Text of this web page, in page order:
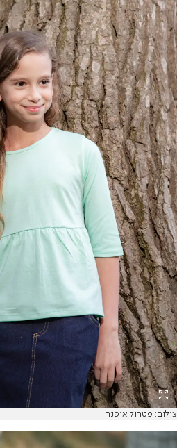
צילום: פטרול אופנה